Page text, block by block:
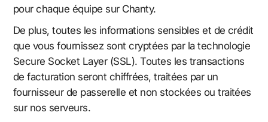
pour chaque équipe sur Chanty.
De plus, toutes les informations sensibles et de crédit
que vous fournissez sont cryptées par la technologie
Secure Socket Layer (SSL). Toutes les transactions
de facturation seront chiffrées, traitées par un
fournisseur de passerelle et non stockées ou traitées
sur nos serveurs.